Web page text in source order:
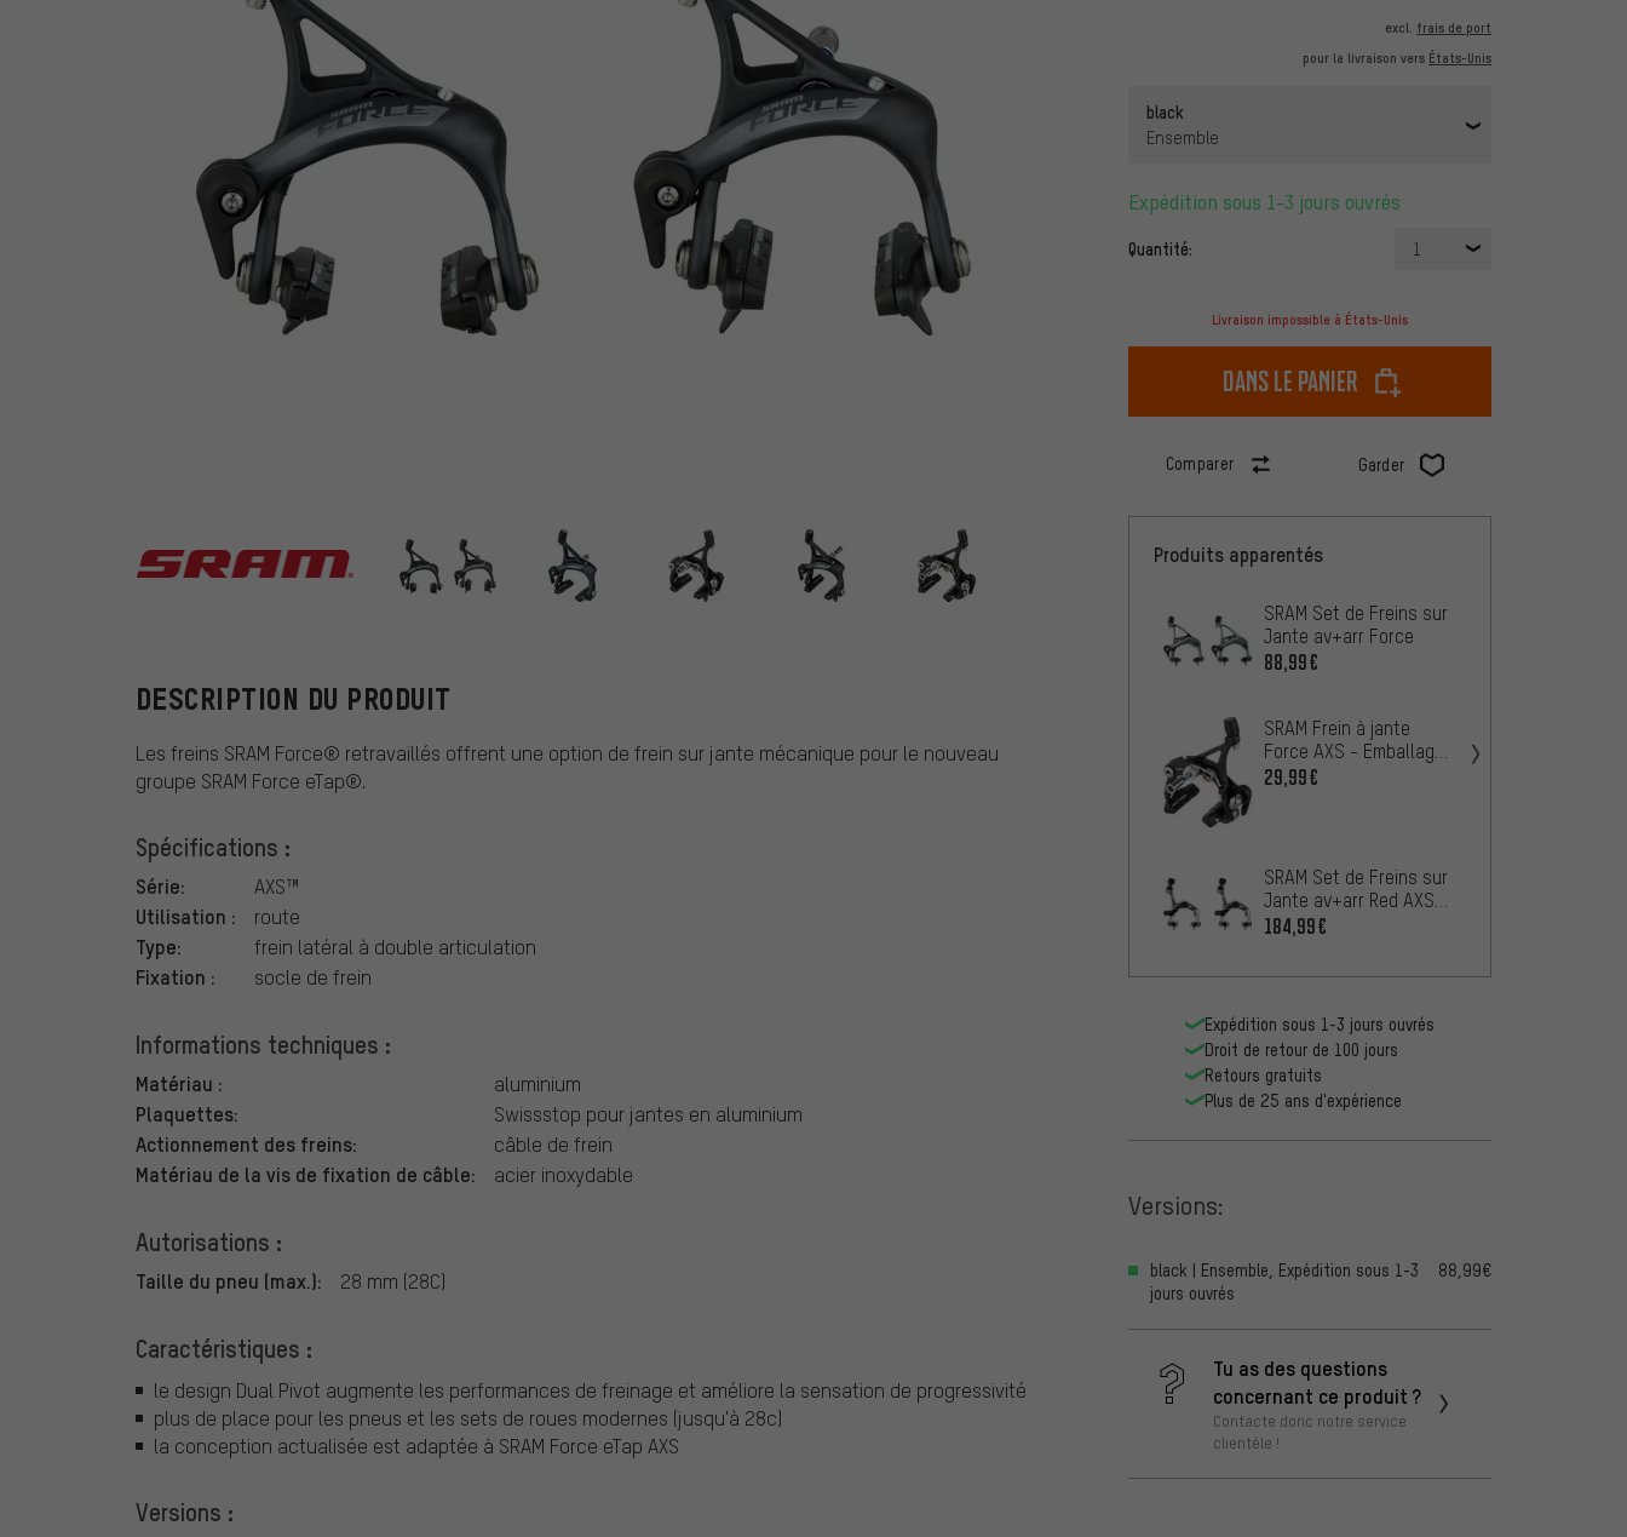
excl. frais de port
pour la livraison vers États-Unis
black
Ensemble
Expédition sous 1-3 jours ouvrés
Quantité: 1
Livraison impossible à États-Unis
dans le panier
Comparer Garder
SRAM
DESCRIPTION DU PRODUIT
Les freins SRAM Force® retravaillés offrent une option de frein sur jante mécanique pour le nouveau
groupe SRAM Force eTap®.
Spécifications :
Série: AXS™
Utilisation : route
Type: frein latéral à double articulation
Fixation : socle de frein
Informations techniques :
Matériau : aluminium
Plaquettes: Swissstop pour jantes en aluminium
Actionnement des freins: câble de frein
Matériau de la vis de fixation de câble: acier inoxydable
Autorisations :
Taille du pneu (max.): 28 mm (28C)
Caractéristiques :
le design Dual Pivot augmente les performances de freinage et améliore la sensation de progressivité
plus de place pour les pneus et les sets de roues modernes (jusqu'à 28c)
la conception actualisée est adaptée à SRAM Force eTap AXS
Versions :
Produits apparentés
SRAM Set de Freins sur
Jante av+arr Force
88,99€
SRAM Frein à jante
Force AXS - Emballage
atelier
29,99€
SRAM Set de Freins sur
Jante av+arr Red AXS
pour Jantes en Carbone
184,99€
Expédition sous 1-3 jours ouvrés
Droit de retour de 100 jours
Retours gratuits
Plus de 25 ans d'expérience
Versions:
black | Ensemble, Expédition sous 1-3
jours ouvrés
88,99€
Tu as des questions
concernant ce produit ?
Contacte donc notre service
clientèle !